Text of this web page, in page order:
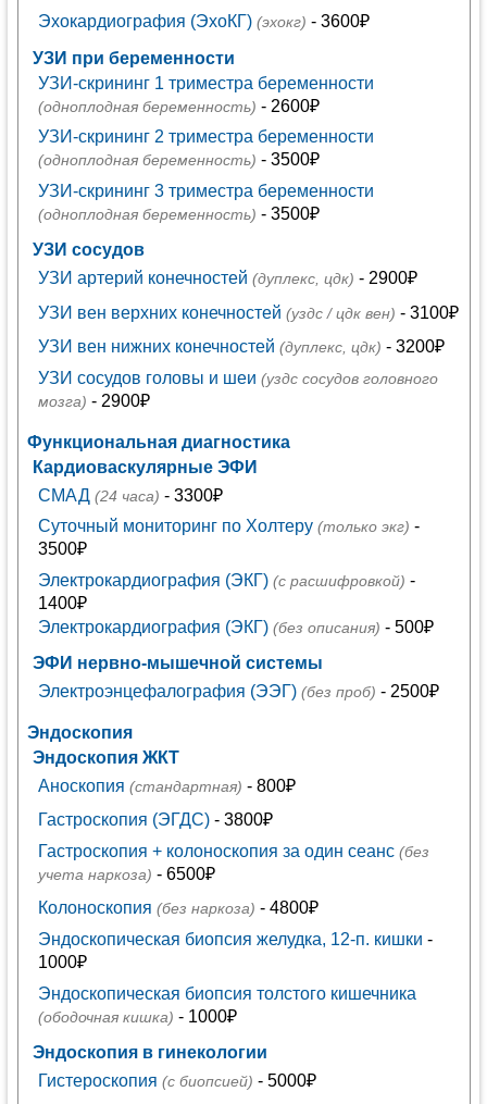
Эхокардиография (ЭхоКГ) (эхокг) - 3600₽
УЗИ при беременности
УЗИ-скрининг 1 триместра беременности
(одноплодная беременность) - 2600₽
УЗИ-скрининг 2 триместра беременности
(одноплодная беременность) - 3500₽
УЗИ-скрининг 3 триместра беременности
(одноплодная беременность) - 3500₽
УЗИ сосудов
УЗИ артерий конечностей (дуплекс, цдк) - 2900₽
УЗИ вен верхних конечностей (уздс / цдк вен) - 3100₽
УЗИ вен нижних конечностей (дуплекс, цдк) - 3200₽
УЗИ сосудов головы и шеи (уздс сосудов головного
мозга) - 2900₽
Функциональная диагностика
Кардиоваскулярные ЭФИ
СМАД (24 часа) - 3300₽
Суточный мониторинг по Холтеру (только экг) -
3500₽
Электрокардиография (ЭКГ) (с расшифровкой) -
1400₽
Электрокардиография (ЭКГ) (без описания) - 500₽
ЭФИ нервно-мышечной системы
Электроэнцефалография (ЭЭГ) (без проб) - 2500₽
Эндоскопия
Эндоскопия ЖКТ
Аноскопия (стандартная) - 800₽
Гастроскопия (ЭГДС)- 3800₽
Гастроскопия + колоноскопия за один сеанс (без
учета наркоза) - 6500₽
Колоноскопия (без наркоза) - 4800₽
Эндоскопическая биопсия желудка, 12-п. кишки -
1000₽
Эндоскопическая биопсия толстого кишечника
(ободочная кишка) - 1000₽
Эндоскопия в гинекологии
Гистероскопия (с биопсией) - 5000₽